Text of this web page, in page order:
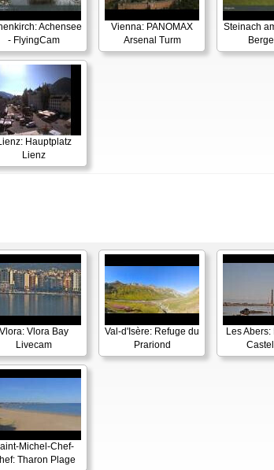
Achensee
- FlyingCam
Vienna: PANOMAX
Arsenal Turm
Steinach
Hauptplatz
Lienz
Vlora: Vlora Bay
Livecam
Val-d'Isère: Refuge du
Prariond
Les
Michel-Chef-
Tharon Plage